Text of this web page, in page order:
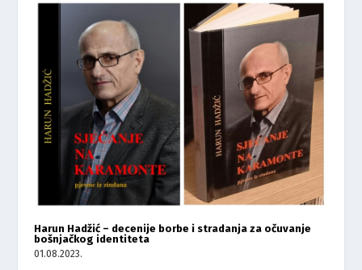
Harun Hadžić – decenije borbe i stradanja za očuvanje
bošnjačkog identiteta
01.08.2023.